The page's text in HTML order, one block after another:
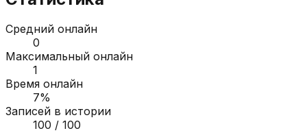
Средний онлайн
0
Максимальный онлайн
1
Время онлайн
7%
Записей в истории
100 / 100